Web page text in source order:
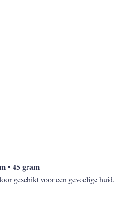
• 45 gram
geschikt voor een gevoelige huid.